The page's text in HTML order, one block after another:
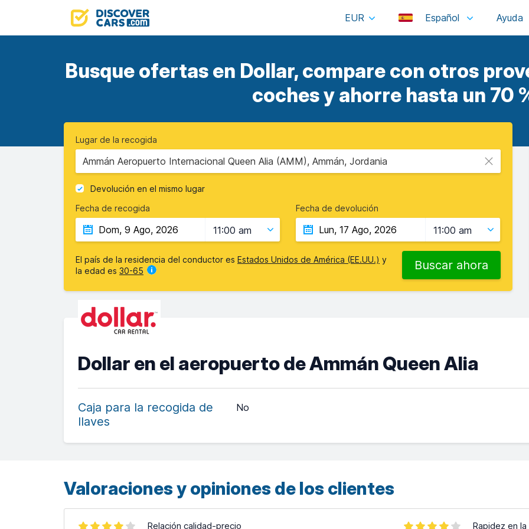
EUR Español
Busque ofertas en Dollar, compare con otros
coches y ahorre hasta un 70
Lugar de la recogida
Ammán Aeropuerto Internacional Queen Alia (AMM), Ammán, Jordania
Devolución en el mismo lugar
Fecha de recogida
11:00 am
Fecha de devolución
11:00 am
El país de la residencia del conductor es Estados Unidos de América (EE.UU.) y
la edad es 30-65 Buscar ahora
Dollar en el aeropuerto de Ammán Queen Alia
Caja para la recogida de
llaves
No
Valoraciones y opiniones de los clientes
Relación calidad-precio
Rapidez en